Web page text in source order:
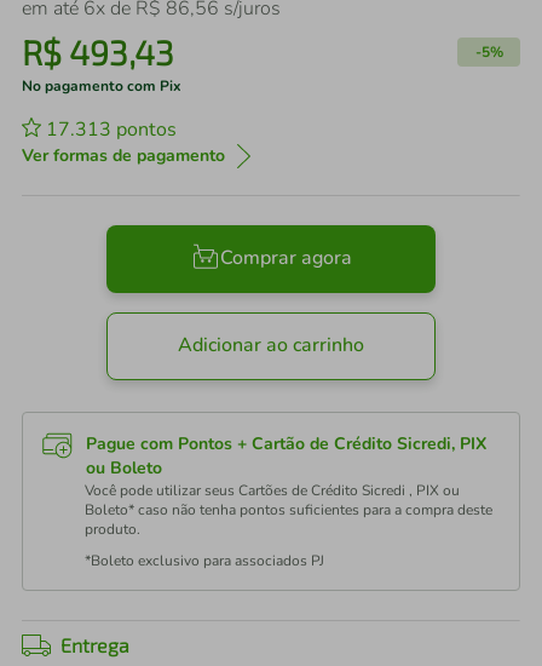
em até 6x de R$ 86,56 s/juros
R$ 493,43 -5%
No pagamento com Pix
17.313 pontos
Ver formas de pagamento
Comprar agora
Adicionar ao carrinho
Pague com Pontos + Cartão de Crédito Sicredi, PIX
ou Boleto
Você pode utilizar seus Cartões de Crédito Sicredi , PIX ou
Boleto* caso não tenha pontos suficientes para a compra deste
produto.
*Boleto exclusivo para associados PJ
Entrega